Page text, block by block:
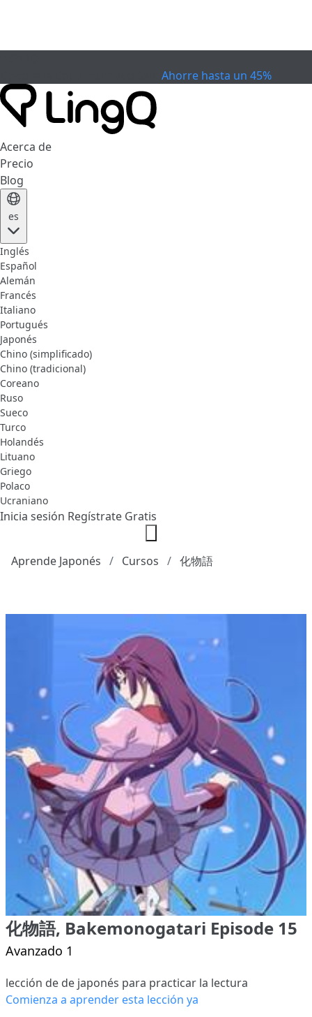
Ahorre hasta un 45%
Acerca de
Precio
Blog
es
Inglés
Español
Alemán
Francés
Italiano
Portugués
Japonés
Chino (simplificado)
Chino (tradicional)
Coreano
Ruso
Sueco
Turco
Holandés
Lituano
Griego
Polaco
Ucraniano
Inicia sesión Regístrate Gratis
Aprende Japonés Cursos 化物語
化物語, Bakemonogatari Episode 15
Avanzado 1
lección de de japonés para practicar la lectura
Comienza a aprender esta lección ya